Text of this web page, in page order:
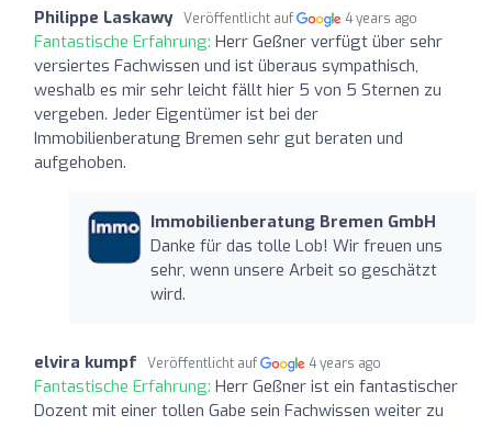
Philippe Laskawy Veröffentlicht auf 4 years ago
Fantastische Erfahrung: Herr Geßner verfügt über sehr
versiertes Fachwissen und ist überaus sympathisch,
weshalb es mir sehr leicht fällt hier 5 von 5 Sternen zu
vergeben. Jeder Eigentümer ist bei der
Immobilienberatung Bremen sehr gut beraten und
aufgehoben.
Immobilienberatung Bremen GmbH
Danke für das tolle Lob! Wir freuen uns
sehr, wenn unsere Arbeit so geschätzt
wird.
elvira kumpf Veröffentlicht auf 4 years ago
Fantastische Erfahrung: Herr Geßner ist ein fantastischer
Dozent mit einer tollen Gabe sein Fachwissen weiter zu